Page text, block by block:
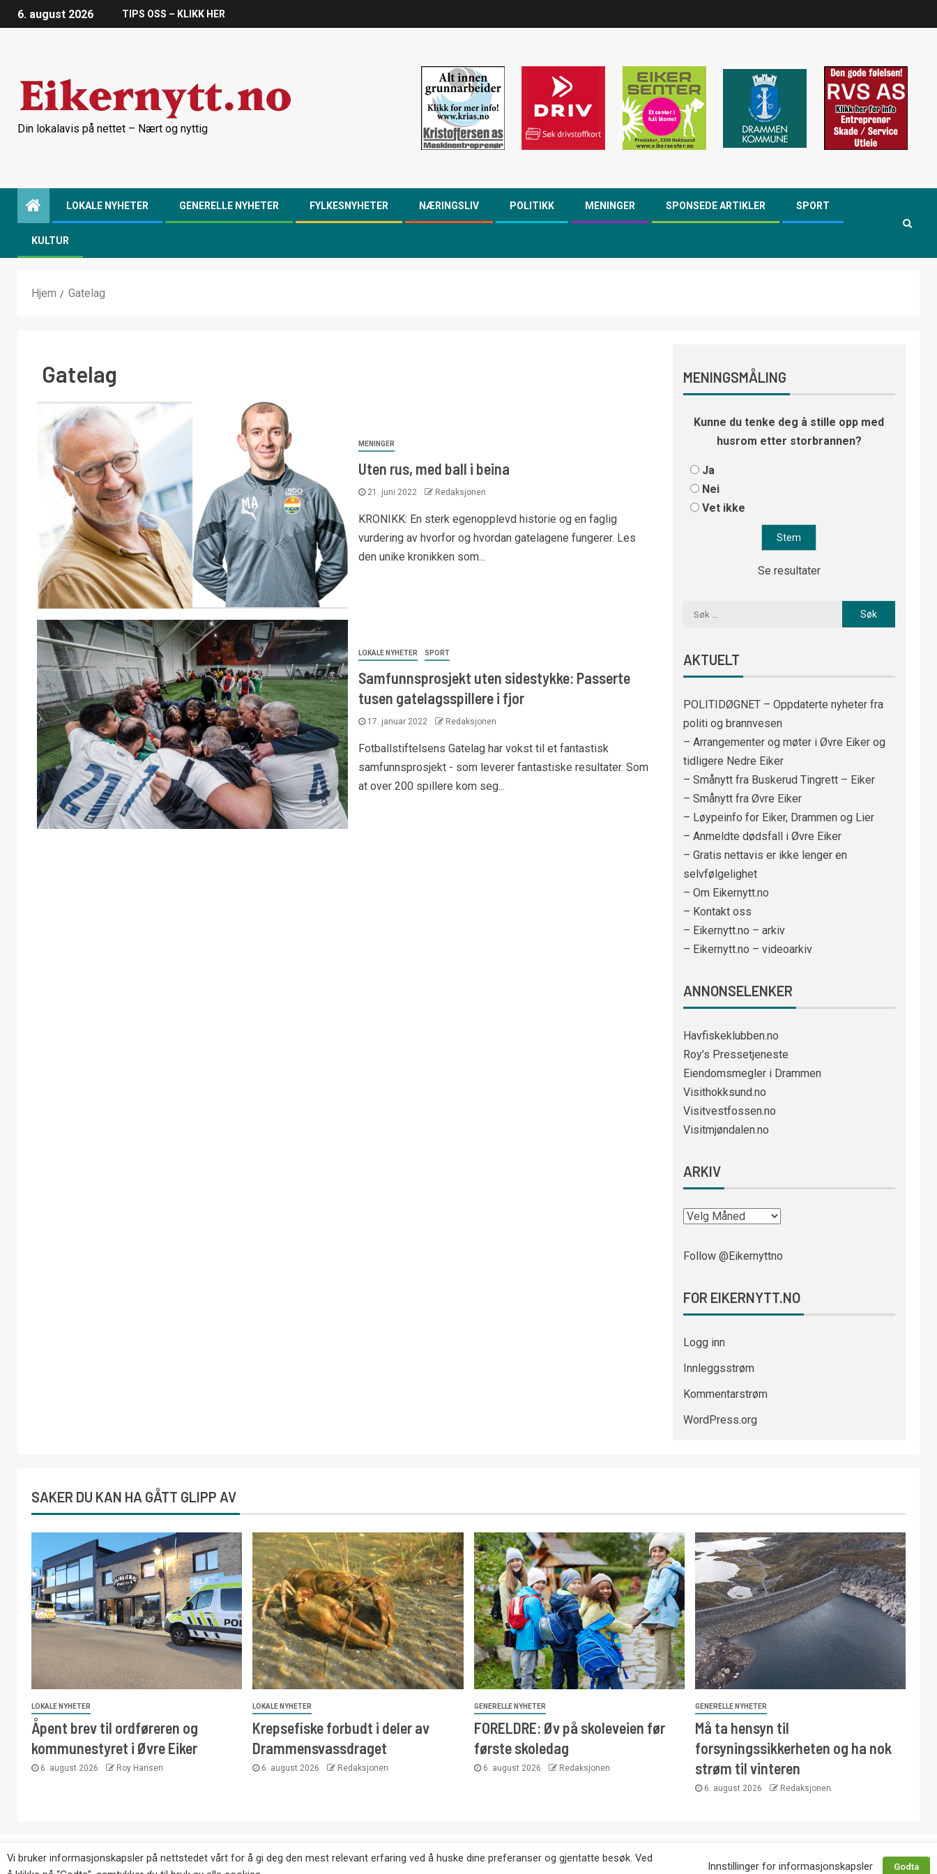
6. august 2026 TIPS OSS – KLIKK HER
Din lokalavis på nettet – Nært og nyttig
LOKALE NYHETER GENERELLE NYHETER FYLKESNYHETER NÆRINGSLIV POLITIKK MENINGER SPONSEDE ARTIKLER SPORT
KULTUR
Hjem Gatelag
Gatelag
MENINGER
Uten rus, med ball i beina
21. juni 2022 Redaksjonen
KRONIKK: En sterk egenopplevd historie og en faglig
vurdering av hvorfor og hvordan gatelagene fungerer. Les
den unike kronikken som...
LOKALE NYHETER SPORT
Samfunnsprosjekt uten sidestykke: Passerte
tusen gatelagsspillere i fjor
17. januar 2022 Redaksjonen
Fotballstiftelsens Gatelag har vokst til et fantastisk
samfunnsprosjekt - som leverer fantastiske resultater. Som
at over 200 spillere kom seg...
MENINGSMÅLING
Kunne du tenke deg å stille opp med
husrom etter storbrannen?
Ja
Nei
Vet ikke
Se resultater
AKTUELT
POLITIDØGNET – Oppdaterte nyheter fra
politi og brannvesen
– Arrangementer og møter i Øvre Eiker og
tidligere Nedre Eiker
– Smånytt fra Buskerud Tingrett – Eiker
– Smånytt fra Øvre Eiker
– Løypeinfo for Eiker, Drammen og Lier
– Anmeldte dødsfall i Øvre Eiker
– Gratis nettavis er ikke lenger en
selvfølgelighet
– Om Eikernytt.no
– Kontakt oss
– Eikernytt.no – arkiv
– Eikernytt.no – videoarkiv
ANNONSELENKER
Havfiskeklubben.no
Roy’s Pressetjeneste
Eiendomsmegler i Drammen
Visithokksund.no
Visitvestfossen.no
Visitmjøndalen.no
ARKIV
Follow @Eikernyttno
FOR EIKERNYTT.NO
Logg inn
Innleggsstrøm
Kommentarstrøm
WordPress.org
SAKER DU KAN HA GÅTT GLIPP AV
LOKALE NYHETER
Åpent brev til ordføreren og
kommunestyret i Øvre Eiker
6. august 2026 Roy Hansen
LOKALE NYHETER
Krepsefiske forbudt i deler av
Drammensvassdraget
6. august 2026 Redaksjonen
GENERELLE NYHETER
FORELDRE: Øv på skoleveien før
første skoledag
6. august 2026 Redaksjonen
GENERELLE NYHETER
Må ta hensyn til
forsyningssikkerheten og ha nok
strøm til vinteren
6. august 2026 Redaksjonen
Copyright © Eikernytt.no utgis av Roy’s Pressetjeneste. Kopiering av tekst, bilder og annonser er ikke tillatt uten etter avtale med utgiver. Tlf. 92 63 86 82.
Vi bruker informasjonskapsler på nettstedet vårt for å gi deg den mest relevant erfaring ved å huske dine preferanser og gjentatte besøk. Ved
Innstillinger for informasjonskapsler Godta